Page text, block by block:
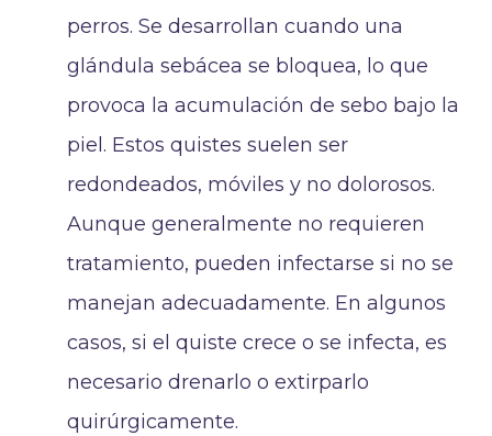
perros. Se desarrollan cuando una
glándula sebácea se bloquea, lo que
provoca la acumulación de sebo bajo la
piel. Estos quistes suelen ser
redondeados, móviles y no dolorosos.
Aunque generalmente no requieren
tratamiento, pueden infectarse si no se
manejan adecuadamente. En algunos
casos, si el quiste crece o se infecta, es
necesario drenarlo o extirparlo
quirúrgicamente.